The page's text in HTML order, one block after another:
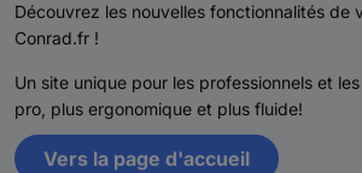
Découvrez les nouvelles fonctionnalités de
Conrad.fr !
Un site unique pour les professionnels et
pro, plus ergonomique et plus fluide!
Vers la page d'accueil